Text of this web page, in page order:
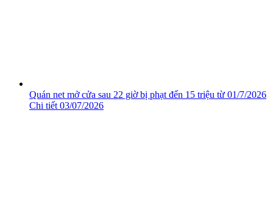
Quán net mở cửa sau 22 giờ bị phạt đến 15 triệu từ 01/7/2026
Chi tiết 03/07/2026